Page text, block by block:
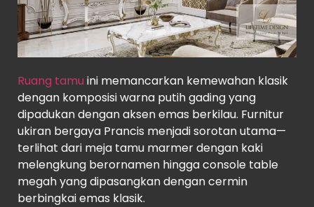
Ruang tamu ini memancarkan kemewahan klasik
dengan komposisi warna putih gading yang
dipadukan dengan aksen emas berkilau. Furnitur
ukiran bergaya Prancis menjadi sorotan utama—
terlihat dari meja tamu marmer dengan kaki
melengkung berornamen hingga console table
megah yang dipasangkan dengan cermin
berbingkai emas klasik.